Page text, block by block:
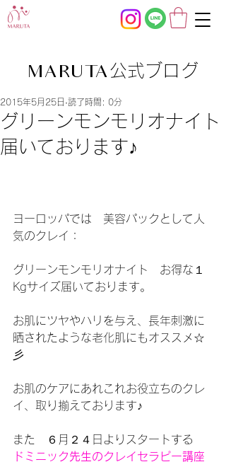
MARUTA公式ブログ
グリーンモンモリオナイト
届いております♪
2015年5月25日 読了時間: 0分
ヨーロッパでは　美容パックとして人
気のクレイ：
グリーンモンモリオナイト　お得な１
Kgサイズ届いております。
お肌にツヤやハリを与え、長年刺激に
晒されたような老化肌にもオススメ☆
彡
お肌のケアにあれこれお役立ちのクレ
イ、取り揃えております♪
また　６月２４日よりスタートする
ドミニック先生のクレイセラピー講座